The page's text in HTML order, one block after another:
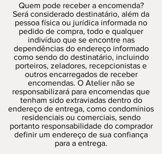
Quem pode receber a encomenda?
Será considerado destinatário, além da
pessoa física ou jurídica informada no
pedido de compra, todo e qualquer
indivíduo que se encontre nas
dependências do endereço informado
como sendo do destinatário, incluindo
porteiros, zeladores, recepcionistas e
outros encarregados de receber
encomendas. O Atelier não se
responsabilizará para encomendas que
tenham sido extraviadas dentro do
endereço de entrega, como condomínios
residenciais ou comerciais, sendo
portanto responsabilidade do comprador
definir um endereço de sua confiança
para a entrega.